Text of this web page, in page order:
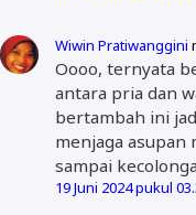
Wiwin Pratiwanggini
Oooo, ternyata
antara pria dan
bertambah ini
menjaga asupan
sampai
19 Juni 2024 pukul